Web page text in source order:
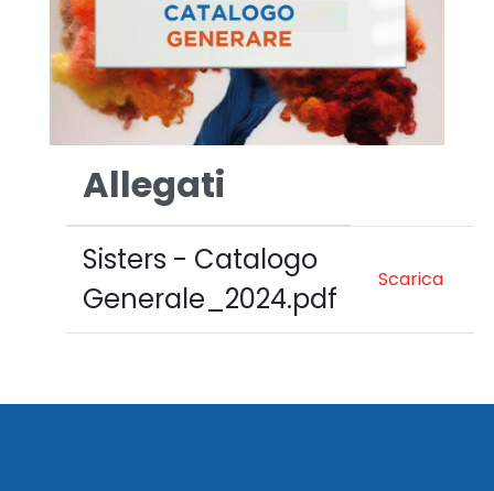
Allegati
Sisters - Catalogo
Generale_2024.pdf
Scarica